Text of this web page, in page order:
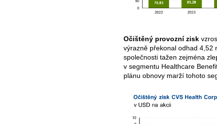
Očištěný provozní zisk
výrazně překonal odhad 4,52
společnosti tažen zejména
v segmentu Healthcare
plánu obnovy marží tohoto